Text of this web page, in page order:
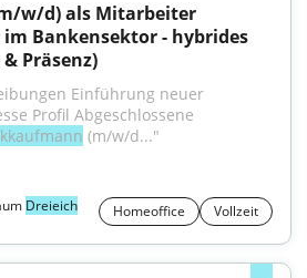
w/d) als Mitarbeiter
im Bankensektor - hybrides
Präsenz)
Einführung neuer
Profil Abgeschlossene
(m/w/d..."
Dreieich Homeoffice Vollzeit